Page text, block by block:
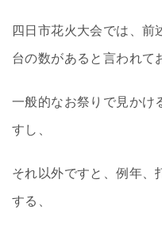
四日市花火大会では、前
台の数があると言われて
一般的なお祭りで見かけ
すし、
それ以外ですと、例年、
する、